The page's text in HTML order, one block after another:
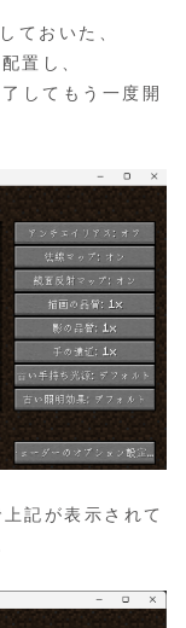
ておいた、
置し、
してもう一度開
上記が表示されて